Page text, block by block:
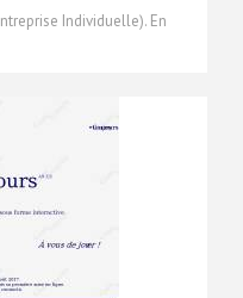
Individuelle). En